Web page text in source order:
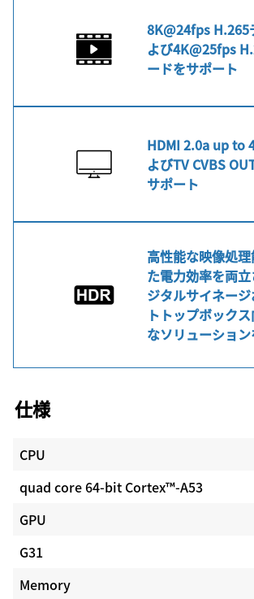
8K@24fps H.265
よび4K@25fps
ードをサポート
HDMI 2.0a up to
よびTV CVBS
サポート
高性能な映像処
た電力効率を両
ジタルサイネー
トトップボック
なソリューショ
仕様
CPU
quad core 64-bit Cortex™-A53
GPU
G31
Memory